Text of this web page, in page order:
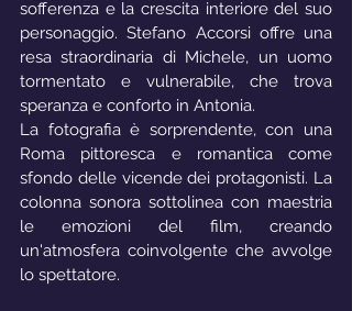
sofferenza e la crescita interiore del suo
personaggio. Stefano Accorsi offre una
resa straordinaria di Michele, un uomo
tormentato e vulnerabile, che trova
speranza e conforto in Antonia.
La fotografia è sorprendente, con una
Roma pittoresca e romantica come
sfondo delle vicende dei protagonisti. La
colonna sonora sottolinea con maestria
le emozioni del film, creando
un'atmosfera coinvolgente che avvolge
lo spettatore.